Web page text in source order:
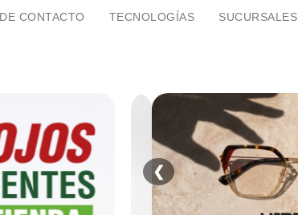
CONTACTO TECNOLOGÍAS SUCURSALES
❮